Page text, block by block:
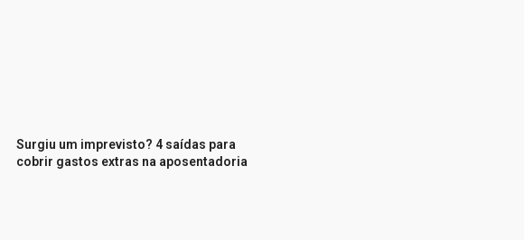
Surgiu um imprevisto? 4 saídas para
cobrir gastos extras na aposentadoria